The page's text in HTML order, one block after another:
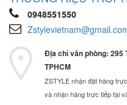
0948551550
Địa chỉ văn phòng: 295
TPHCM
ZSTYLE nhận đặt hàng
và nhận hàng trực tiếp tại